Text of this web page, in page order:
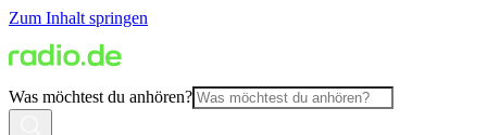
Zum Inhalt springen
Was möchtest du anhören?